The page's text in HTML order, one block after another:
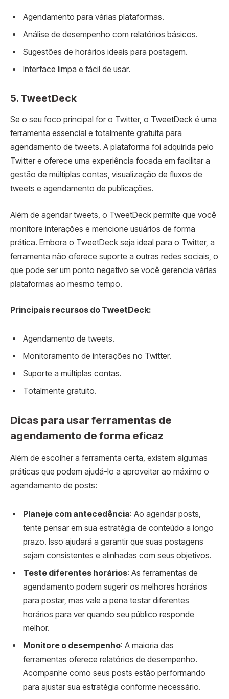
Agendamento para várias plataformas.
Análise de desempenho com relatórios básicos.
Sugestões de horários ideais para postagem.
Interface limpa e fácil de usar.
5. TweetDeck
Se o seu foco principal for o Twitter, o TweetDeck é uma
ferramenta essencial e totalmente gratuita para
agendamento de tweets. A plataforma foi adquirida pelo
Twitter e oferece uma experiência focada em facilitar a
gestão de múltiplas contas, visualização de fluxos de
tweets e agendamento de publicações.
Além de agendar tweets, o TweetDeck permite que você
monitore interações e mencione usuários de forma
prática. Embora o TweetDeck seja ideal para o Twitter, a
ferramenta não oferece suporte a outras redes sociais, o
que pode ser um ponto negativo se você gerencia várias
plataformas ao mesmo tempo.
Principais recursos do TweetDeck:
Agendamento de tweets.
Monitoramento de interações no Twitter.
Suporte a múltiplas contas.
Totalmente gratuito.
Dicas para usar ferramentas de
agendamento de forma eficaz
Além de escolher a ferramenta certa, existem algumas
práticas que podem ajudá-lo a aproveitar ao máximo o
agendamento de posts:
Planeje com antecedência: Ao agendar posts,
tente pensar em sua estratégia de conteúdo a longo
prazo. Isso ajudará a garantir que suas postagens
sejam consistentes e alinhadas com seus objetivos.
Teste diferentes horários: As ferramentas de
agendamento podem sugerir os melhores horários
para postar, mas vale a pena testar diferentes
horários para ver quando seu público responde
melhor.
Monitore o desempenho: A maioria das
ferramentas oferece relatórios de desempenho.
Acompanhe como seus posts estão performando
para ajustar sua estratégia conforme necessário.